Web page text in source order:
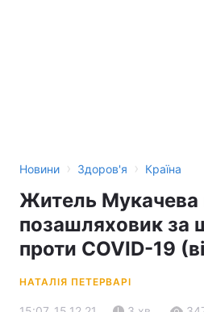
Новини › Здоров'я › Країна
Житель Мукачева
позашляховик за
проти COVID-19
НАТАЛІЯ ПЕТЕРВАРІ